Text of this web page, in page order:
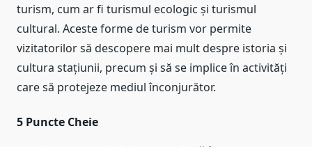
turism, cum ar fi turismul ecologic și turismul
cultural. Aceste forme de turism vor permite
vizitatorilor să descopere mai mult despre istoria și
cultura stațiunii, precum și să se implice în activități
care să protejeze mediul înconjurător.
5 Puncte Cheie